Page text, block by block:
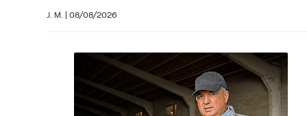
J. M. | 08/08/2026